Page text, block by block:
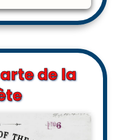
de la